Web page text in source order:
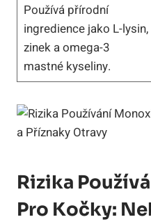
Používá přírodní
ingredience jako L-lysin,
zinek a omega-3
mastné kyseliny.
Rizika
Pro Kočky: